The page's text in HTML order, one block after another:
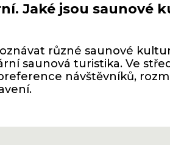
Jaké jsou saunové
různé saunové
saunová turistika. Ve
návštěvníků,